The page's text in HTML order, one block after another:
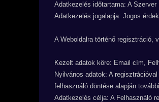
Adatkezelés időtartama: A
Adatkezelés jogalapja: Jogos érdek
A Weboldalra történő regisztráció,
Kezelt adatok köre: Email cím,
Nyilvános adatok: A
felhasználó döntése alapján
Adatkezelés célja: A Felhasználó